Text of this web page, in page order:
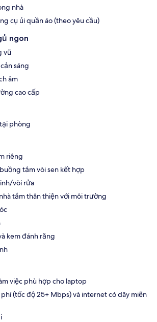
nhà
cụ ủi quần áo (theo yêu cầu)
ngon
vũ
sáng
âm
cao cấp
phòng
riêng
tắm vòi sen kết hợp
vòi rửa
tắm thân thiện với môi trường
kem đánh răng
việc phù hợp cho laptop
(tốc độ 25+ Mbps) và internet có dây miễn